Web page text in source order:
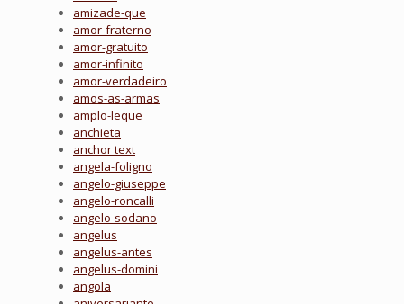
amizade-que
amor-fraterno
amor-gratuito
amor-infinito
amor-verdadeiro
amos-as-armas
amplo-leque
anchieta
anchor text
angela-foligno
angelo-giuseppe
angelo-roncalli
angelo-sodano
angelus
angelus-antes
angelus-domini
angola